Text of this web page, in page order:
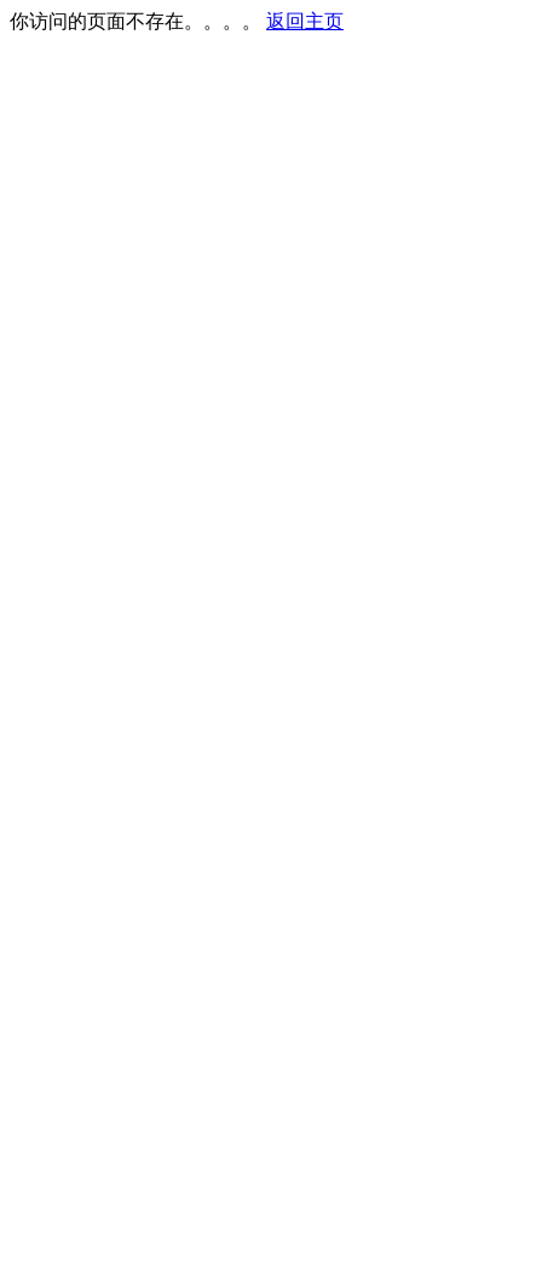
你访问的页面不存在。。。。 返回主页